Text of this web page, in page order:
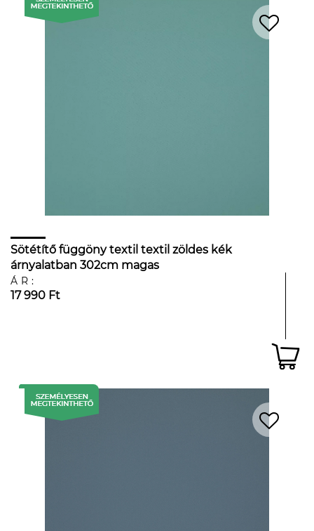
Sötétítő függöny textil textil zöldes kék
árnyalatban 302cm magas
ÁR:
17 990 Ft